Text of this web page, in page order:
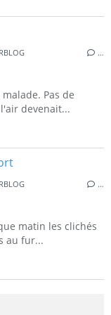
…
Pas de
devenait...
…
matin les clichés
au fur...